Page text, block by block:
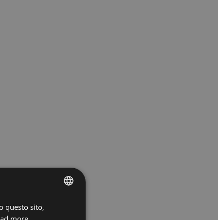
questo sito,